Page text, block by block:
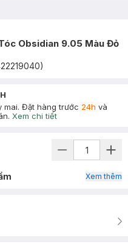
Obsidian 9.05 Màu Đỏ
)
mai. Đặt hàng trước 24h và
Xem chi tiết
Xem thêm